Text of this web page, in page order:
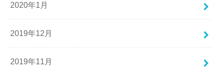
2020年1月
2019年12月
2019年11月